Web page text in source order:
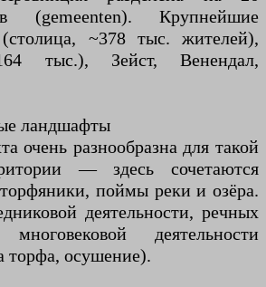
(gemeenten). Крупнейшие
~378 тыс. жителей),
тыс.), Зейст, Венендал,
ландшафты
очень разнообразна для такой
— здесь сочетаются
поймы реки и озёра.
деятельности, речных
деятельности
торфа, осушение).